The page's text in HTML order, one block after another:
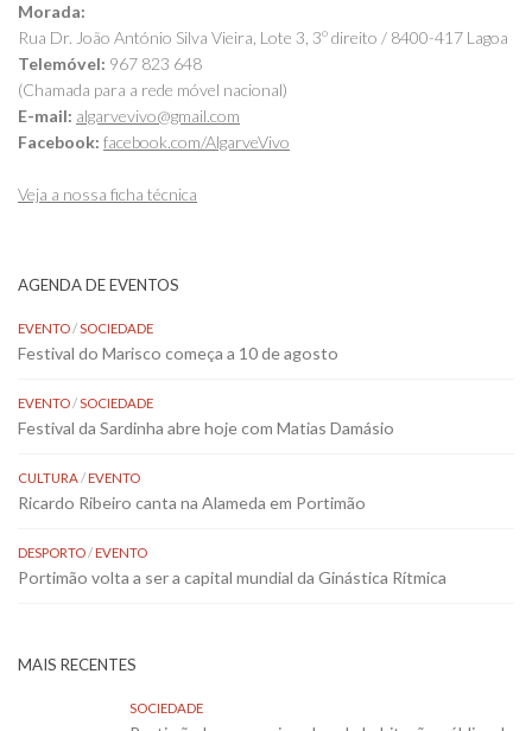
Morada:
Rua Dr. João António Silva Vieira, Lote 3, 3º direito / 8400-417 Lagoa
Telemóvel: 967 823 648
(Chamada para a rede móvel nacional)
E-mail: algarvevivo@gmail.com
Facebook: facebook.com/AlgarveVivo
Veja a nossa ficha técnica
AGENDA DE EVENTOS
EVENTO/SOCIEDADE
Festival do Marisco começa a 10 de agosto
EVENTO/SOCIEDADE
Festival da Sardinha abre hoje com Matias Damásio
CULTURA/EVENTO
Ricardo Ribeiro canta na Alameda em Portimão
DESPORTO/EVENTO
Portimão volta a ser a capital mundial da Ginástica Rítmica
MAIS RECENTES
SOCIEDADE